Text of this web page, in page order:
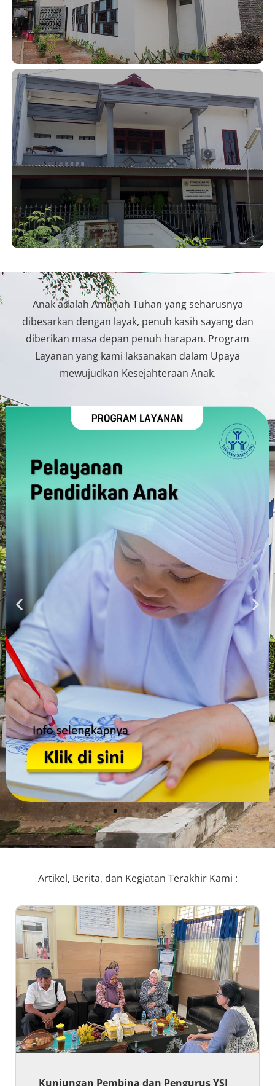
Anak adalah Amanah Tuhan yang seharusnya
dibesarkan dengan layak, penuh kasih sayang dan
diberikan masa depan penuh harapan. Program
Layanan yang kami laksanakan dalam Upaya
mewujudkan Kesejahteraan Anak.
Artikel, Berita, dan Kegiatan Terakhir Kami :
Kunjungan Studi Banding YSI Ke Sentra